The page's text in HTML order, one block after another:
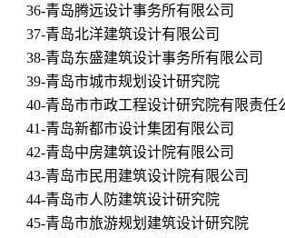
36-青岛腾远设计事务所有限公司
37-青岛北洋建筑设计有限公司
38-青岛东盛建筑设计事务所有限公司
39-青岛市城市规划设计研究院
40-青岛市市政工程设计研究院有限责任
41-青岛新都市设计集团有限公司
42-青岛中房建筑设计院有限公司
43-青岛市民用建筑设计院有限公司
44-青岛市人防建筑设计研究院
45-青岛市旅游规划建筑设计研究院